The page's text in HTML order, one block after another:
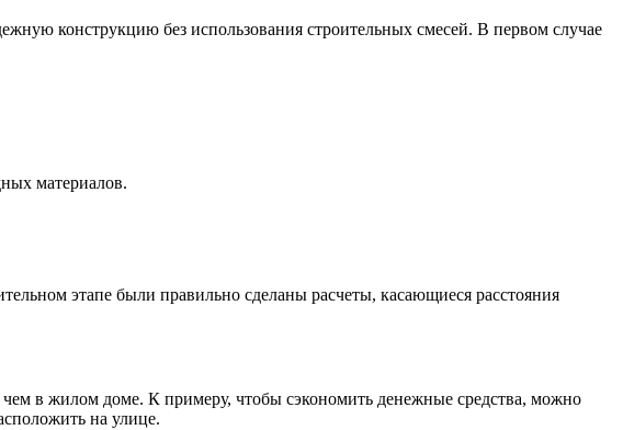
конструкцию без использования строительных смесей. В первом случае
материалов.
этапе были правильно сделаны расчеты, касающиеся расстояния
в жилом доме. К примеру, чтобы сэкономить денежные средства, можно
на улице.